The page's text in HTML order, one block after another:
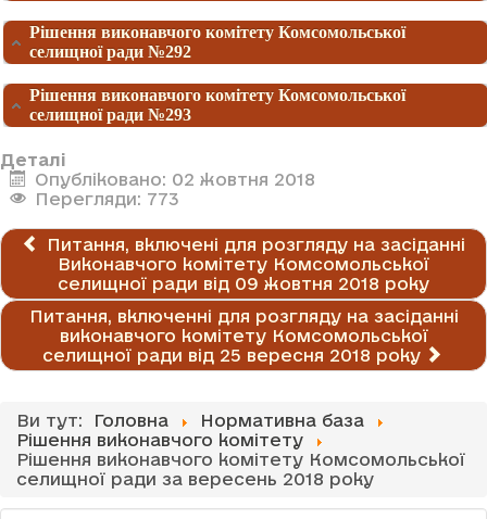
Рішення виконавчого комітету Комсомольської
селищної ради №292
Рішення виконавчого комітету Комсомольської
селищної ради №293
Деталі
Опубліковано: 02 жовтня 2018
Перегляди: 773
Питання, включені для розгляду на засіданні
Виконавчого комітету Комсомольської
селищної ради від 09 жовтня 2018 року
Питання, включенні для розгляду на засіданні
виконавчого комітету Комсомольської
селищної ради від 25 вересня 2018 року
Ви тут: Головна
Нормативна база
Рішення виконавчого комітету
Рішення виконавчого комітету Комсомольської
селищної ради за вересень 2018 року